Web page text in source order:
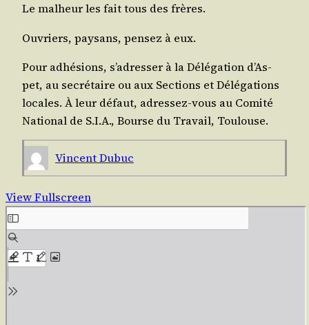
Le mal­heur les fait tous des frères.
Ouvriers, pay­sans, pen­sez à eux.
Pour adhé­sions, s’a­dres­ser à la Délé­ga­tion d’As­
pet, au secré­taire ou aux Sec­tions et Délé­ga­tions
locales. À leur défaut, adres­sez-vous au Comi­té
Natio­nal de S.I.A., Bourse du Tra­vail, Toulouse.
Vincent Dubuc
View Fullscreen